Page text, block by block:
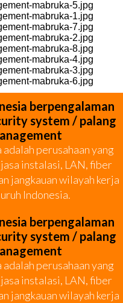
berpengalaman
system / palang
perusahaan yang
instalasi, LAN, fiber
jangkauan wilayah kerja
Indonesia.
berpengalaman
system / palang
perusahaan yang
instalasi, LAN, fiber
jangkauan wilayah kerja